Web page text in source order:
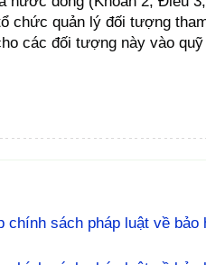
chức quản lý đối tượng
các đối tượng này vào quỹ
chính sách pháp luật về bảo